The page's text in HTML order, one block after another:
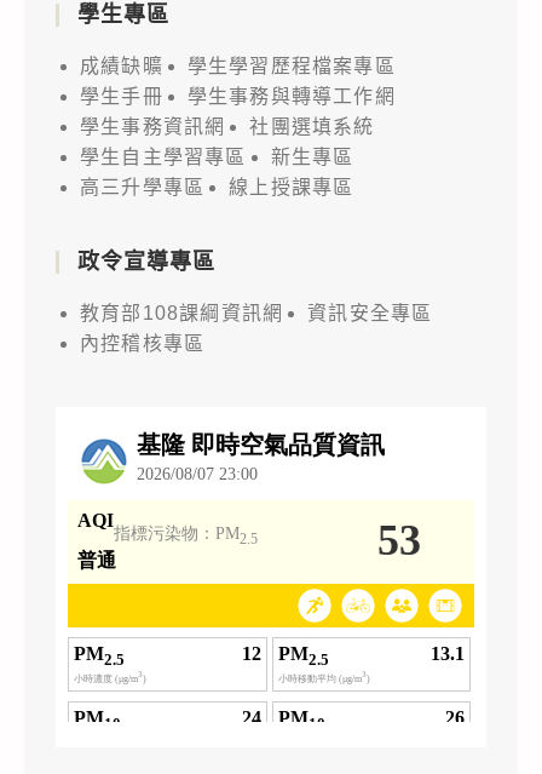
學生專區
成績缺曠
學生學習歷程檔案專區
學生手冊
學生事務與轉導工作網
學生事務資訊網
社團選填系統
學生自主學習專區
新生專區
高三升學專區
線上授課專區
政令宣導專區
教育部108課綱資訊網
資訊安全專區
內控稽核專區